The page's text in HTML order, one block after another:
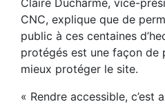
CNC, explique que de
public à ces centaines
protégés est une façon de
mieux protéger le site.
« Rendre accessible, c’est